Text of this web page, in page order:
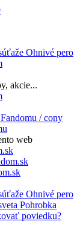
Ohnivé pero
akcie...
/ cony
web
Ohnivé pero
Pohrobka
poviedku?